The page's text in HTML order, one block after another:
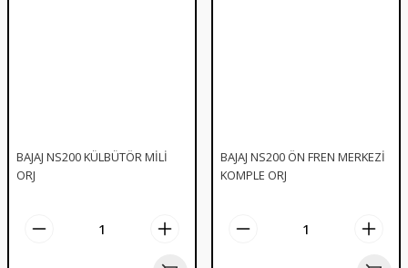
BAJAJ NS200 KÜLBÜTÖR MİLİ
ORJ
BAJAJ NS200 ÖN FREN MERKEZİ
KOMPLE ORJ